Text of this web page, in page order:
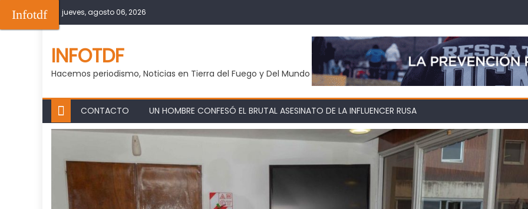
to
jueves, agosto 06, 2026
INFOTDF
Hacemos periodismo, Noticias en Tierra del Fuego y Del Mundo
CONTACTO UN HOMBRE CONFESÓ EL BRUTAL ASESINATO DE LA INFLUENCER RUSA
Infotdf